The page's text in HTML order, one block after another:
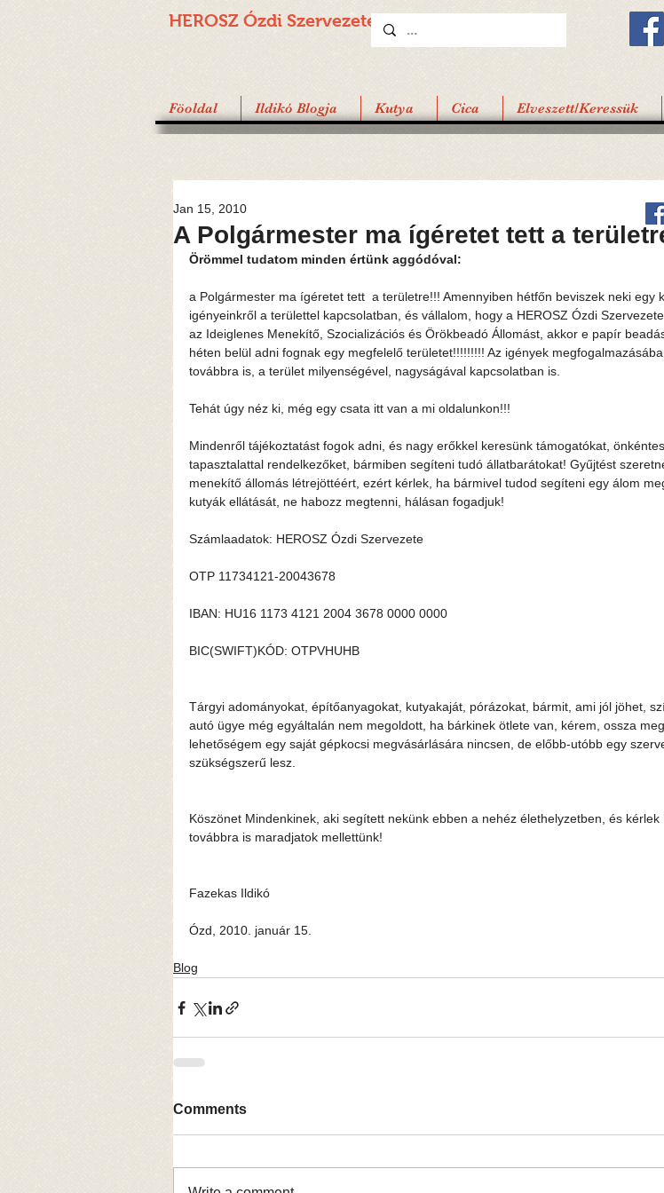
HEROSZ Ózdi Szervezete
Föoldal Ildikó Blogja Kutya Cica Elveszett/Keressük
A Polgármester ma ígéretet tett a
Jan 15, 2010
Örömmel tudatom minden értünk aggódóval:
a Polgármester ma ígéretet tett  a területre!!! Amennyiben hétfőn beviszek neki egy
igényeinkről a területtel kapcsolatban, és vállalom, hogy a HEROSZ Ózdi
az Ideiglenes Menekítő, Szocializációs és Örökbeadó Állomást, akkor e papír
héten belül adni fognak egy megfelelő területet!!!!!!!!! Az igények
továbbra is, a terület milyenségével, nagyságával kapcsolatban is.
Tehát úgy néz ki, még egy csata itt van a mi oldalunkon!!!
Mindenről tájékoztatást fogok adni, és nagy erőkkel keresünk támogatókat,
tapasztalattal rendelkezőket, bármiben segíteni tudó állatbarátokat! Gyűjtést
menekítő állomás létrejöttéért, ezért kérlek, ha bármivel tudod segíteni egy álom
kutyák ellátását, ne habozz megtenni, hálásan fogadjuk!
Számlaadatok: HEROSZ Ózdi Szervezete
OTP 11734121-20043678
IBAN: HU16 1173 4121 2004 3678 0000 0000
BIC(SWIFT)KÓD: OTPVHUHB
Tárgyi adományokat, építőanyagokat, kutyakaját, pórázokat, bármit, ami jól jöhet,
autó ügye még egyáltalán nem megoldott, ha bárkinek ötlete van, kérem, ossza
lehetőségem egy saját gépkocsi megvásárlására nincsen, de előbb-utóbb egy
szükségszerű lesz.
Köszönet Mindenkinek, aki segített nekünk ebben a nehéz élethelyzetben, és
továbbra is maradjatok mellettünk!
Fazekas Ildikó
Ózd, 2010. január 15.
Blog
Comments